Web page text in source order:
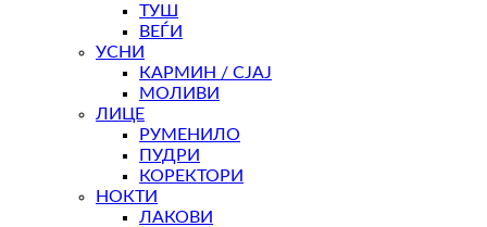
ТУШ
ВЕЃИ
УСНИ
КАРМИН / СЈАЈ
МОЛИВИ
ЛИЦЕ
РУМЕНИЛО
ПУДРИ
КОРЕКТОРИ
НОКТИ
ЛАКОВИ